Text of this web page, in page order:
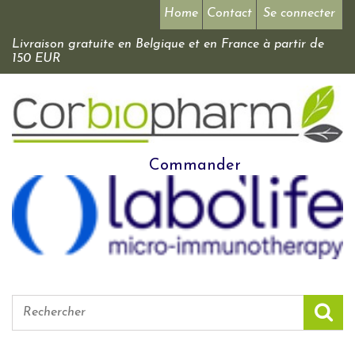
Se connecter
Home Contact
Livraison gratuite en Belgique et en France à partir de
150 EUR
Commander